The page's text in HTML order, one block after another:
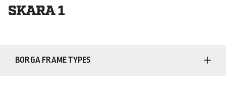
SKARA 1
BORGA FRAME TYPES